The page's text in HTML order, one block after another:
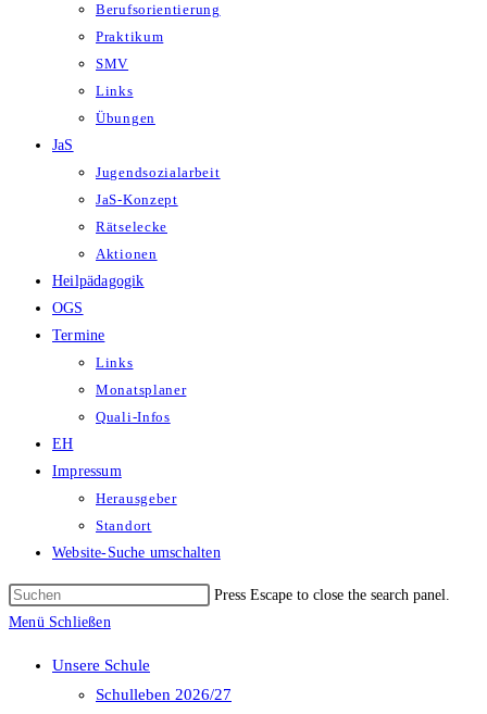
Berufsorientierung
Praktikum
SMV
Links
Übungen
JaS
Jugendsozialarbeit
JaS-Konzept
Rätselecke
Aktionen
Heilpädagogik
OGS
Termine
Links
Monatsplaner
Quali-Infos
EH
Impressum
Herausgeber
Standort
Website-Suche umschalten
Press Escape to close the search panel.
Menü Schließen
Unsere Schule
Schulleben 2026/27